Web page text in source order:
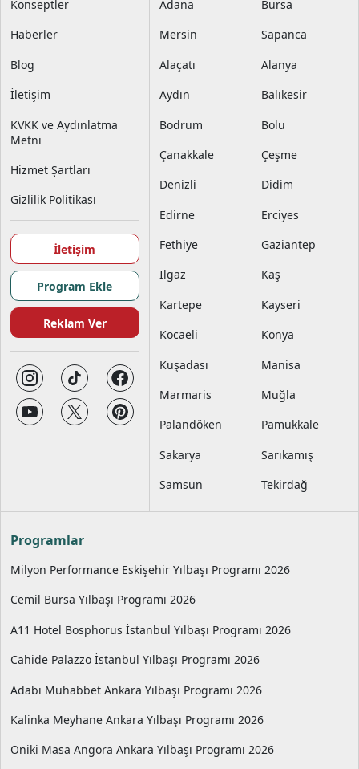
Konseptler
Haberler
Blog
İletişim
KVKK ve Aydınlatma
Metni
Hizmet Şartları
Gizlilik Politikası
İletişim
Program Ekle
Reklam Ver
Adana
Bursa
Mersin
Sapanca
Alaçatı
Alanya
Aydın
Balıkesir
Bodrum
Bolu
Çanakkale
Çeşme
Denizli
Didim
Edirne
Erciyes
Fethiye
Gaziantep
Ilgaz
Kaş
Kartepe
Kayseri
Kocaeli
Konya
Kuşadası
Manisa
Marmaris
Muğla
Palandöken
Pamukkale
Sakarya
Sarıkamış
Samsun
Tekirdağ
Programlar
Milyon Performance Eskişehir Yılbaşı Programı 2026
Cemil Bursa Yılbaşı Programı 2026
A11 Hotel Bosphorus İstanbul Yılbaşı Programı 2026
Cahide Palazzo İstanbul Yılbaşı Programı 2026
Adabı Muhabbet Ankara Yılbaşı Programı 2026
Kalinka Meyhane Ankara Yılbaşı Programı 2026
Oniki Masa Angora Ankara Yılbaşı Programı 2026